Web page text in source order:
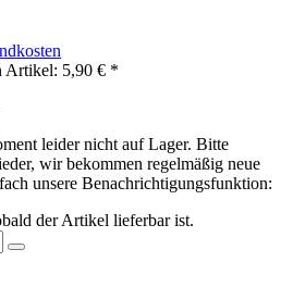
Artikel: 5,90 € *
leider nicht auf Lager. Bitte
wir bekommen regelmäßig neue
unsere Benachrichtigungsfunktion:
der Artikel lieferbar ist.